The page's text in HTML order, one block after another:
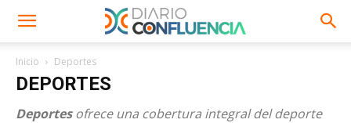
Inicio Deportes
DEPORTES
Deportesofrece una cobertura integral del deporte